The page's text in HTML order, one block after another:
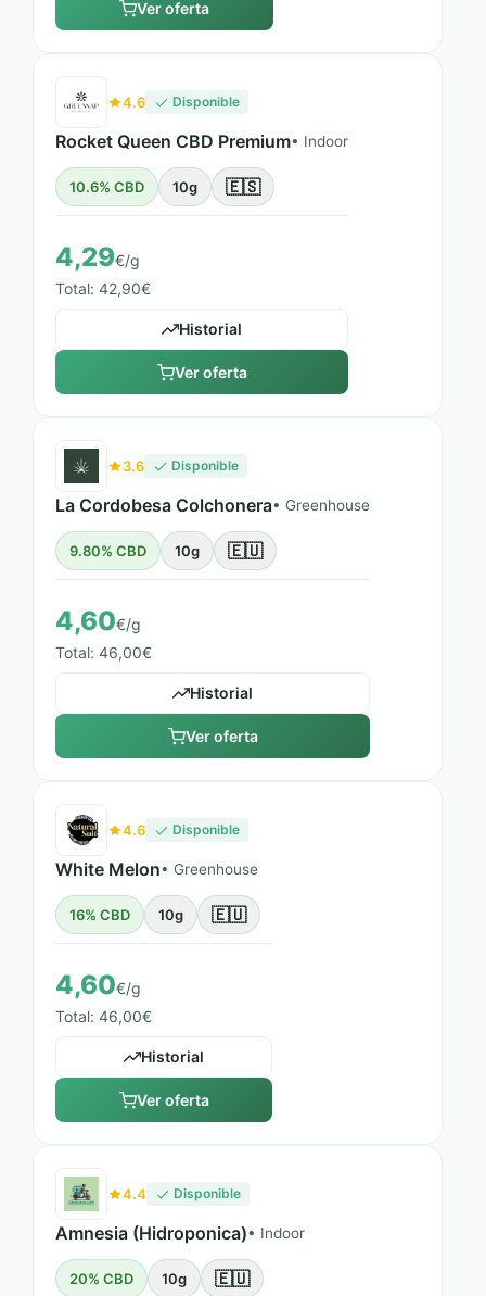
Ver oferta
4.6 Disponible
Rocket Queen CBD Premium• Indoor
10.6% CBD 10g 🇪🇸
4,29€/g
Total: 42,90€
Historial
Ver oferta
3.6 Disponible
La Cordobesa Colchonera• Greenhouse
9.80% CBD 10g 🇪🇺
4,60€/g
Total: 46,00€
Historial
Ver oferta
4.6 Disponible
White Melon• Greenhouse
16% CBD 10g 🇪🇺
4,60€/g
Total: 46,00€
Historial
Ver oferta
4.4 Disponible
Amnesia (Hidroponica)• Indoor
20% CBD 10g 🇪🇺